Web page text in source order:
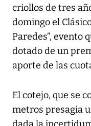
criollos de tres
domingo el
Paredes”, evento
dotado de un
aporte de las
El cotejo, que se
metros presagia